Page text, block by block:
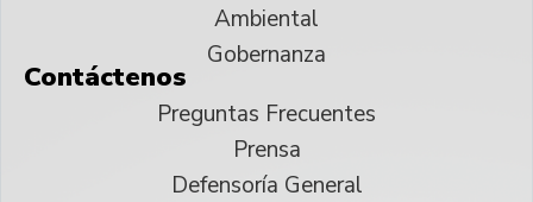
Ambiental
Gobernanza
Contáctenos
Preguntas Frecuentes
Prensa
Defensoría General